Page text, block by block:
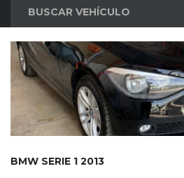
BUSCAR VEHÍCULO
BMW SERIE 1 2013